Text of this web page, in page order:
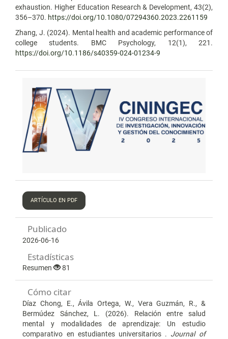
exhaustion. Higher Education Research & Development, 43(2),
356–370. https://doi.org/10.1080/07294360.2023.2261159
Zhang, J. (2024). Mental health and academic performance of
college students. BMC Psychology, 12(1), 221.
https://doi.org/10.1186/s40359-024-01234-9
ARTÍCULO EN PDF
Publicado
2026-06-16
Estadísticas
Resumen 81
Cómo citar
Díaz Chong, E., Ávila Ortega, W., Vera Guzmán, R., &
Bermúdez Sánchez, L. (2026). Relación entre salud
mental y modalidades de aprendizaje: Un estudio
comparativo en estudiantes universitarios . Journal of